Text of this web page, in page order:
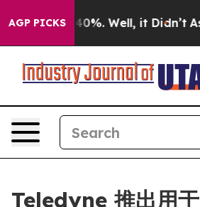
AGP PICKS40%. Well, it Didn’t As
Teledyne 推出用